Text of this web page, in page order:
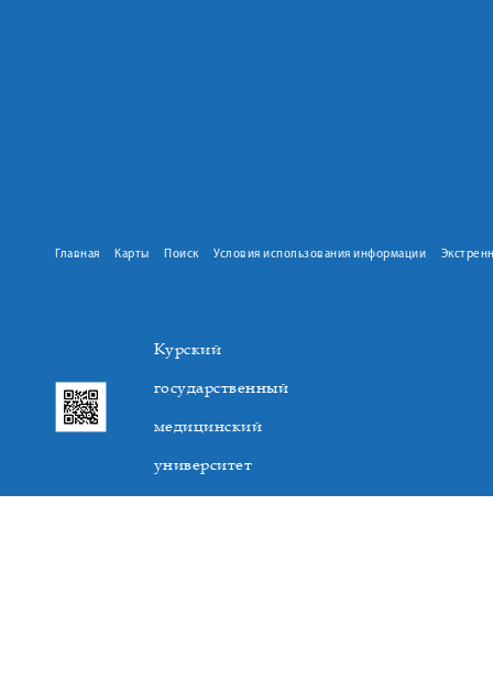
Главная Карты Поиск Условия использования информации
Курский
государственный
медицинский
университет